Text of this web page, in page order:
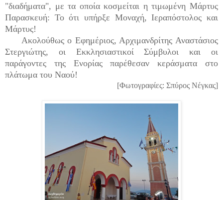
"διαδήματα", με τα οποία κοσμείται η τιμωμένη Μάρτυς
Παρασκευή: Το ότι υπήρξε Μοναχή, Ιεραπόστολος και
Μάρτυς!
Ακολούθως ο Εφημέριος, Αρχιμανδρίτης Αναστάσιος
Στεργιώτης, οι Εκκλησιαστικοί Σύμβυλοι και οι
παράγοντες της Ενορίας παρέθεσαν κεράσματα στο
πλάτωμα του Ναού!
[Φωτογραφίες: Σπύρος Νέγκας]